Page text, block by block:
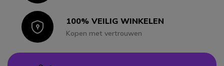
Icon100% VEILIG WINKELEN
Kopen met vertrouwen